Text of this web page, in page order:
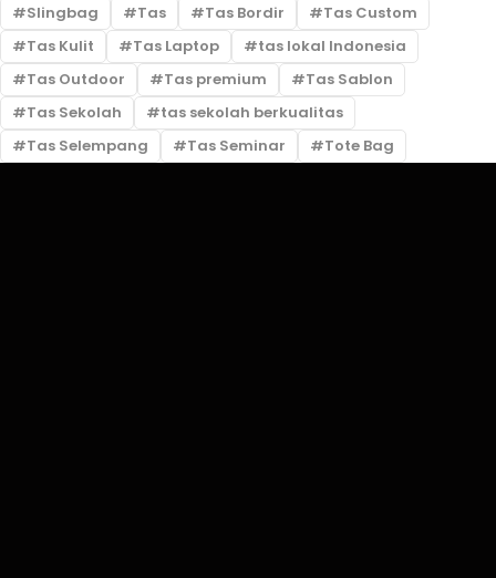
Slingbag
Tas Tas Bordir
Tas Custom
Tas Kulit
Tas Laptop
tas lokal Indonesia
Tas Outdoor
Tas premium
Tas Sablon
Tas Sekolah
tas sekolah berkualitas
Tas Selempang
Tas Seminar Tote Bag